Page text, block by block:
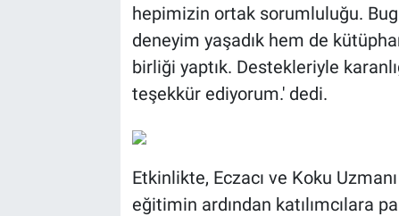
hepimizin ortak sorumluluğu.
deneyim yaşadık hem de
birliği yaptık. Destekleriyle
teşekkür ediyorum.' dedi.
Etkinlikte, Eczacı ve Koku
eğitimin ardından katılımcılara